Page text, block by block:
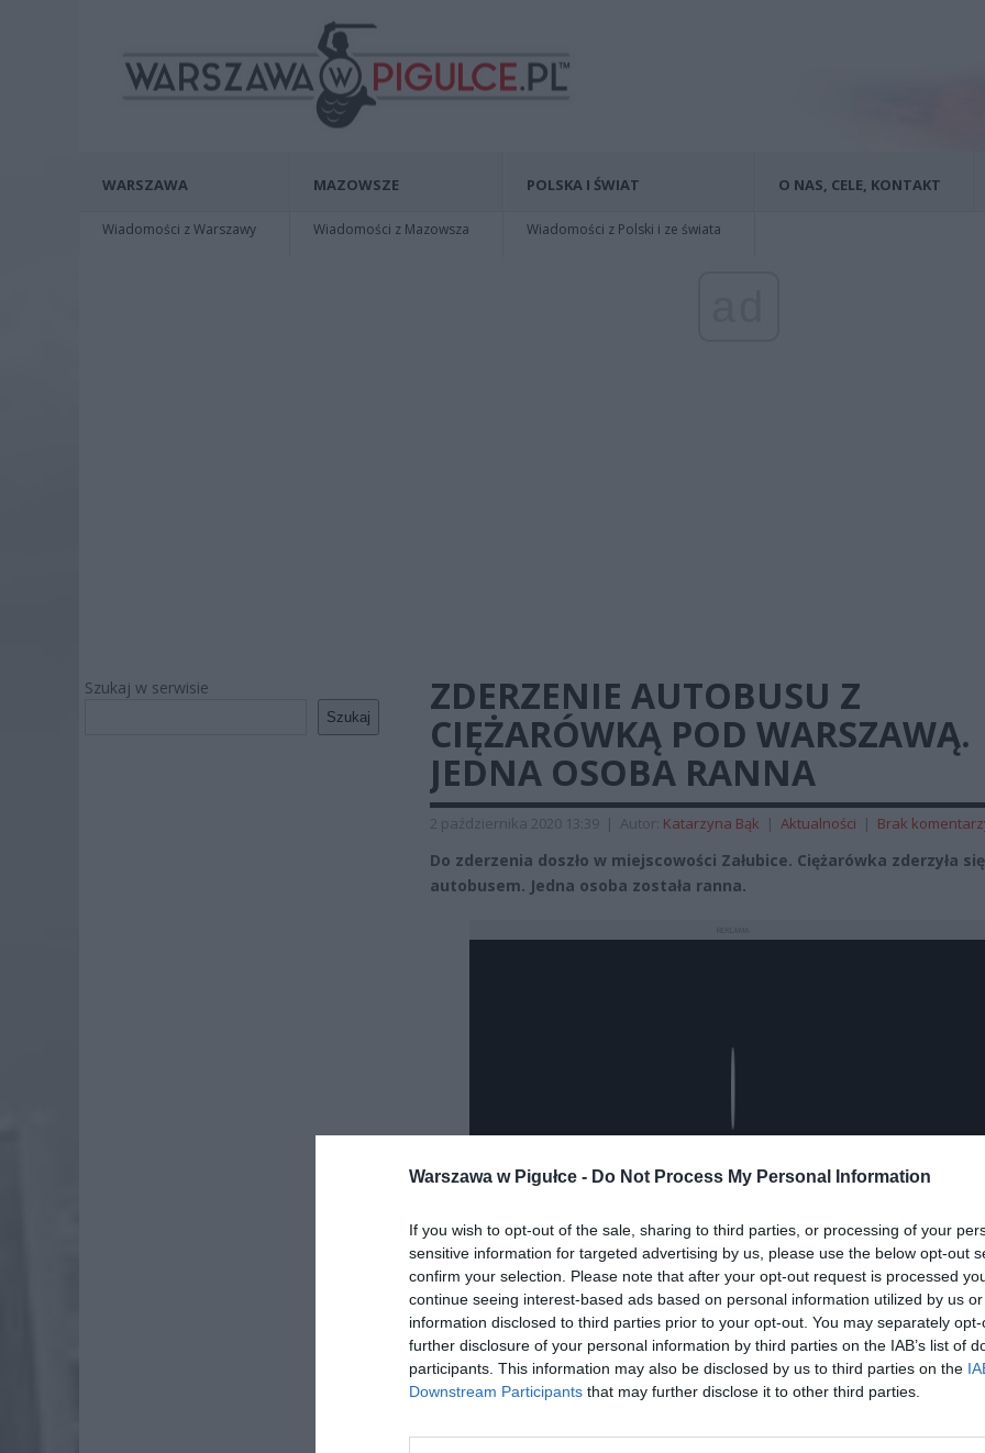
Warszawa w Pigułce - Do Not Process My Personal Information
If you wish to opt-out of the sale, sharing to third parties, or processing of your
sensitive information for targeted advertising by us, please use the below opt-out
confirm your selection. Please note that after your opt-out request is processed
continue seeing interest-based ads based on personal information utilized by us
information disclosed to third parties prior to your opt-out. You may separately
further disclosure of your personal information by third parties on the IAB’s list of
participants. This information may also be disclosed by us to third parties on the
Downstream Participants that may further disclose it to other third parties.
WARSZAWA
Wiadomości z Warszawy
MAZOWSZE
Wiadomości z Mazowsza
POLSKA I ŚWIAT
Wiadomości z Polski i ze świata
O NAS, CELE, KONTAKT
Szukaj w serwisie
Szukaj
ZDERZENIE AUTOBUSU Z
CIĘŻARÓWKĄ POD WARSZAWĄ.
JEDNA OSOBA RANNA
2 października 2020 13:39 | Autor: Katarzyna Bąk | Aktualności | Brak
Do zderzenia doszło w miejscowości Załubice. Ciężarówka zderzyła
autobusem. Jedna osoba została ranna.